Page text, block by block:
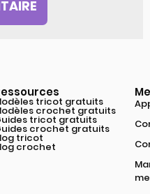
tricot gratuits
crochet gratuits
tricot gratuits
crochet gratuits
tricot
crochet